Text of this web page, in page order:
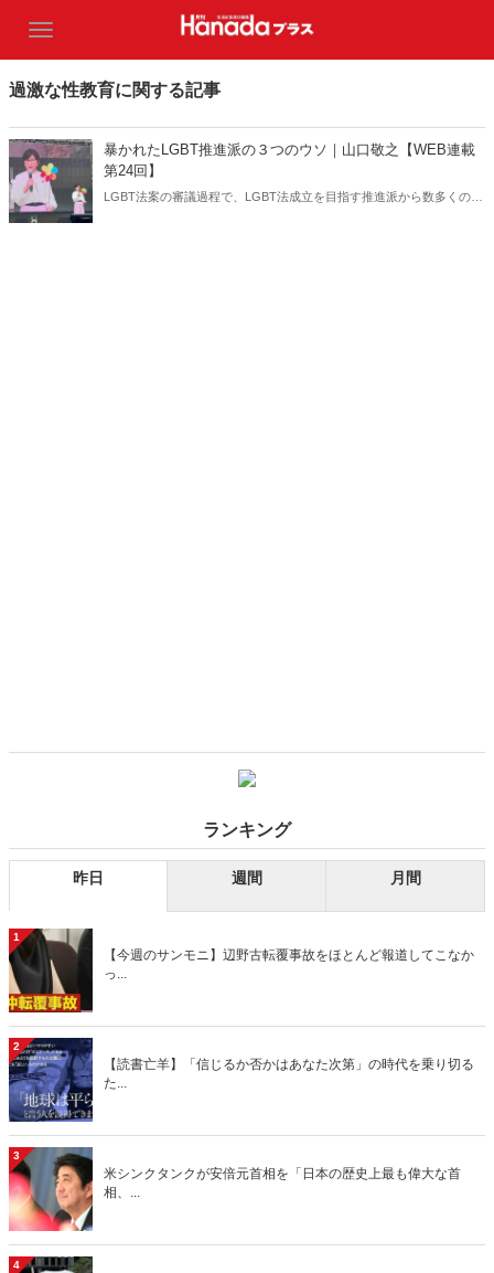
過激な性教育に関する記事
暴かれたLGBT推進派の３つのウソ｜山口敬之【WEB連載
第24回】
LGBT法案の審議過程で、LGBT法成立を目指す推進派から数多くのウ
ランキング
昨日 週間 月間
1
【今週のサンモニ】辺野古転覆事故をほとんど報道してこなか
っ...
2
【読書亡羊】「信じるか否かはあなた次第」の時代を乗り切る
た...
3
米シンクタンクが安倍元首相を「日本の歴史上最も偉大な首
相、...
4